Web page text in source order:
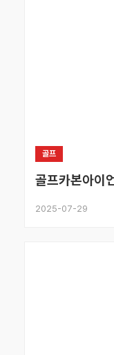
골프
골프카본아이
2025-07-29